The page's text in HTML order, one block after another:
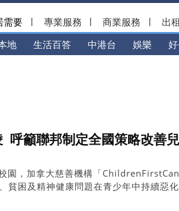
需要 | 專業服務 | 商業服務 | 出
地 生活百答 中港台 娛樂
呼籲聯邦制定全國策略改善
園，加拿大慈善機構「
貧困及精神健康問題在青少年中持續惡